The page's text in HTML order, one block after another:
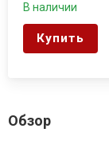
В наличии
Купить
Обзор